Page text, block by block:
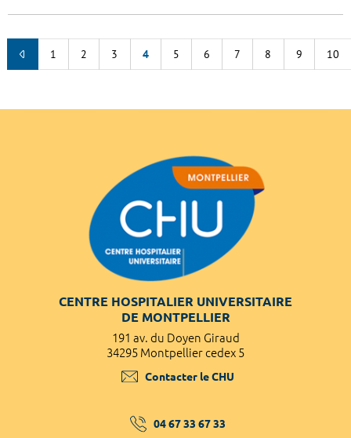
1 2 3 4 5 6 7 8 9 10
CENTRE HOSPITALIER UNIVERSITAIRE
DE MONTPELLIER
191 av. du Doyen Giraud
34295 Montpellier cedex 5
Contacter le CHU
04 67 33 67 33